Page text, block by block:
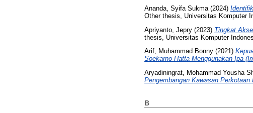
Ananda, Syifa Sukma (2024)
Other thesis, Universitas Komputer
Apriyanto, Jepry (2023) Tingkat
thesis, Universitas Komputer
Arif, Muhammad Bonny (2021)
Soekarno Hatta Menggunakan Ipa
Aryadiningrat, Mohammad Yousha
Pengembangan Kawasan
B